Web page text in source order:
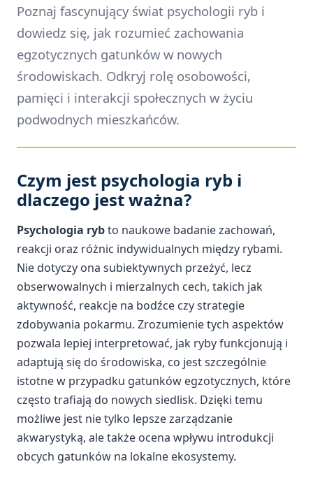
Poznaj fascynujący świat psychologii ryb i
dowiedz się, jak rozumieć zachowania
egzotycznych gatunków w nowych
środowiskach. Odkryj rolę osobowości,
pamięci i interakcji społecznych w życiu
podwodnych mieszkańców.
Czym jest psychologia ryb i
dlaczego jest ważna?
Psychologia rybto naukowe badanie zachowań,
reakcji oraz różnic indywidualnych między rybami.
Nie dotyczy ona subiektywnych przeżyć, lecz
obserwowalnych i mierzalnych cech, takich jak
aktywność, reakcje na bodźce czy strategie
zdobywania pokarmu. Zrozumienie tych aspektów
pozwala lepiej interpretować, jak ryby funkcjonują i
adaptują się do środowiska, co jest szczególnie
istotne w przypadku gatunków egzotycznych, które
często trafiają do nowych siedlisk. Dzięki temu
możliwe jest nie tylko lepsze zarządzanie
akwarystyką, ale także ocena wpływu introdukcji
obcych gatunków na lokalne ekosystemy.